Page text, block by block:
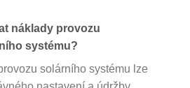
náklady provozu
systému?
solárního systému lze